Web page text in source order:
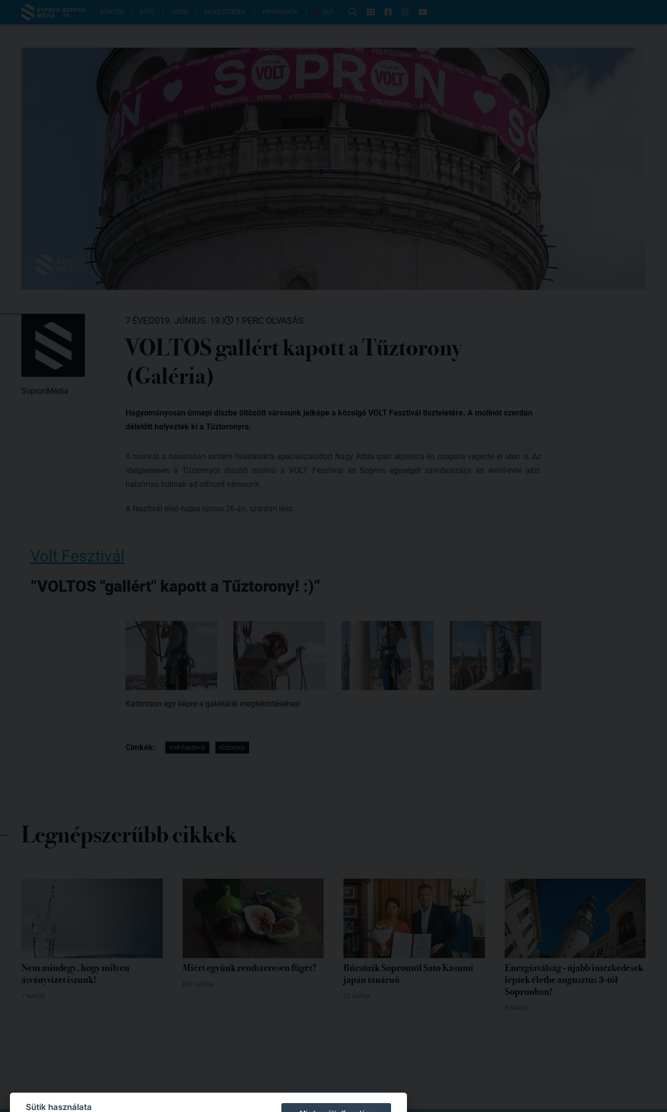
FONTOS FOTÓ VIDEÓ FEJLESZTÉSEK PROGRAMOK ÉLŐ
SopronMédia
7 ÉVE|2019. JÚNIUS. 19.| 1 PERC OLVASÁS
VOLTOS gallért kapott a Tűztorony
(Galéria)
Hagyományosan ünnepi díszbe öltözött városunk jelképe a közelgő VOLT Fesztivál tiszteletére. A molinót szerdán
délelőtt helyezték ki a Tűztoronyra.
A munkát a hasonlóan extrém feladatokra specializálódott Nagy Attila ipari alpinista és csapata végezte el idén is. Az
ideiglenesen a Tűztornyot díszítő molinó a VOLT Fesztivál és Sopron egységét szimbolizálja és évről-évre jelzi:
hatalmas bulinak ad otthont városunk.
A fesztivál első napja június 26-án, szerdán lesz.
Volt Fesztivál
VOLTOS "gallért" kapott a Tűztorony! :)
Kattintson egy képre a galériánk megtekintéséhez!
Címkék: Volt Fesztivál tűztorony
Legnépszerűbb cikkek
Nem mindegy, hogy milyen
ásványvizet iszunk!
7 NAPJA
Miért együnk rendszeresen fügét?
EGY NAPJA
Búcsúzik Soprontól Sato Kasumi
japán tanárnő
10 NAPJA
Energiaválság - újabb intézkedések
léptek életbe augusztus 3-tól
Sopronban!
6 NAPJA
Sütik használata